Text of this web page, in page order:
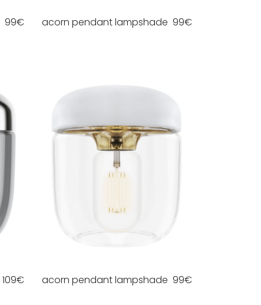
99€ acorn pendant lampshade 99€
109€ acorn pendant lampshade 99€